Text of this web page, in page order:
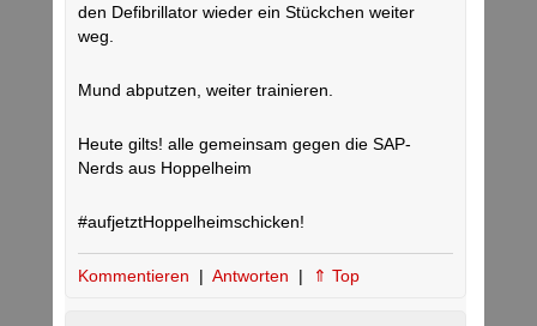
den Defibrillator wieder ein Stückchen weiter
weg.
Mund abputzen, weiter trainieren.
Heute gilts! alle gemeinsam gegen die SAP-
Nerds aus Hoppelheim
#aufjetztHoppelheimschicken!
Kommentieren | Antworten | ⇑ Top